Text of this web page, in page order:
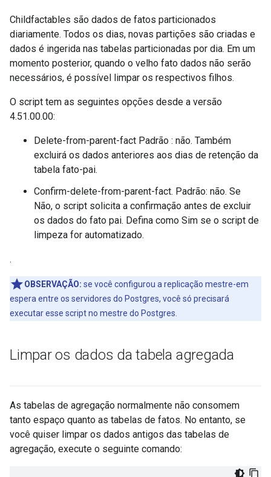
Childfactables são dados de fatos particionados
diariamente. Todos os dias, novas partições são criadas e
dados é ingerida nas tabelas particionadas por dia. Em um
momento posterior, quando o velho fato dados não serão
necessários, é possível limpar os respectivos filhos.
O script tem as seguintes opções desde a versão
4.51.00.00:
Delete-from-parent-fact Padrão : não. Também
excluirá os dados anteriores aos dias de retenção da
tabela fato-pai.
Confirm-delete-from-parent-fact. Padrão: não. Se
Não, o script solicita a confirmação antes de excluir
os dados do fato pai. Defina como Sim se o script de
limpeza for automatizado.
.
OBSERVAÇÃO: se você configurou a replicação mestre-em
espera entre os servidores do Postgres, você só precisará
executar esse script no mestre do Postgres.
Limpar os dados da tabela agregada
As tabelas de agregação normalmente não consomem
tanto espaço quanto as tabelas de fatos. No entanto, se
você quiser limpar os dados antigos das tabelas de
agregação, execute o seguinte comando: